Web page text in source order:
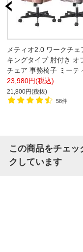
メティオ2.0 ワークチェ
キングタイプ 肘付き オ
チェア 事務椅子 ミーテ
チェア クロス チェック
れ 幅655×奥行678×高さ
845mm
23,980円(税込)
21,800円(税抜)
58件
この商品をチェ
クしています